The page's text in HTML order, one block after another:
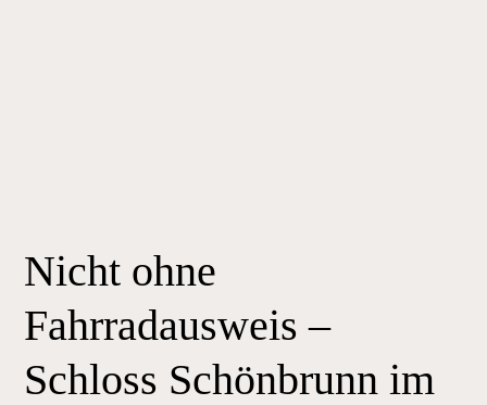
Nicht ohne
Fahrradausweis –
Schloss Schönbrunn im